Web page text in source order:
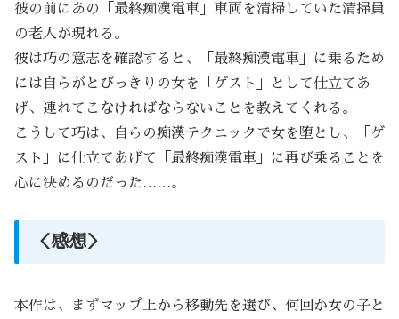
彼の前にあの「最終痴漢電車」車両を清掃していた清掃員
の老人が現れる。
彼は巧の意志を確認すると、「最終痴漢電車」に乗るため
には自らがとびっきりの女を「ゲスト」として仕立てあ
げ、連れてこなければならないことを教えてくれる。
こうして巧は、自らの痴漢テクニックで女を堕とし、「ゲ
スト」に仕立てあげて「最終痴漢電車」に再び乗ることを
心に決めるのだった……。
＜感想＞
本作は、まずマップ上から移動先を選び、何回か女の子と